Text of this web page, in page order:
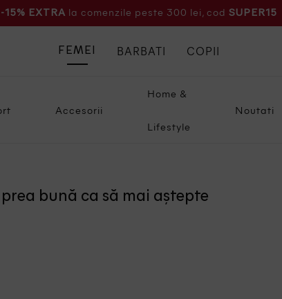
-15% EXTRA la comenzile peste 300 lei, cod SUPER15
Accesorii
Home &
Lifestyle
Noutati
FEMEI BARBATI COPII
bună ca să mai aștepte